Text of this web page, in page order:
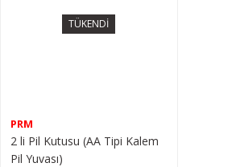
TÜKENDİ
PRM
2 li Pil Kutusu (AA Tipi Kalem
Pil Yuvası)